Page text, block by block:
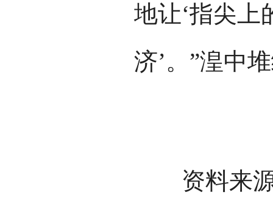
地让‘指尖上
济’。”湟中
资料来